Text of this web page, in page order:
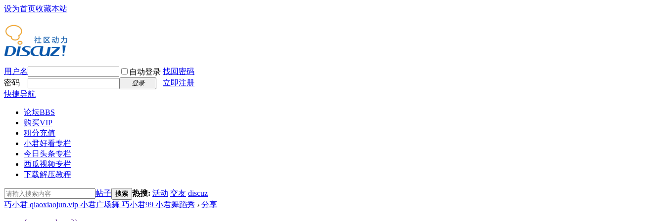
设为首页收藏本站
用户名 自动登录 找回密码
密码
登录
立即注册
快捷导航
论坛BBS
购买VIP
积分充值
小君好看专栏
今日头条专栏
西瓜视频专栏
下载解压教程
帖子 搜索 热搜: 活动 交友 discuz
巧小君 qiaoxiaojun.vip 小君广场舞 巧小君99 小君舞蹈秀 › 分享